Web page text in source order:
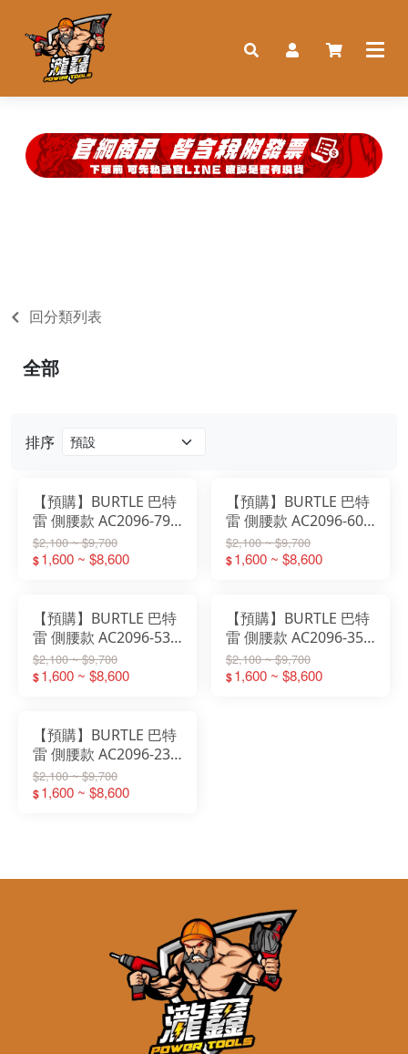
回分類列表
排序
【預購】BURTLE 巴特
雷 側腰款 AC2096-79-
30V【79風暴黑】
$2,100 ~ $9,700
$1,600 ~ $8,600
【預購】BURTLE 巴特
雷 側腰款 AC2096-60-
30V【60灰燼灰】
$2,100 ~ $9,700
$1,600 ~ $8,600
【預購】BURTLE 巴特
雷 側腰款 AC2096-53-
30V【53風暴灰】
$2,100 ~ $9,700
$1,600 ~ $8,600
【預購】BURTLE 巴特
雷 側腰款 AC2096-35-
30V【35黑色】
$2,100 ~ $9,700
$1,600 ~ $8,600
【預購】BURTLE 巴特
雷 側腰款 AC2096-23-
30V【23卡其色】
$2,100 ~ $9,700
$1,600 ~ $8,600
全部